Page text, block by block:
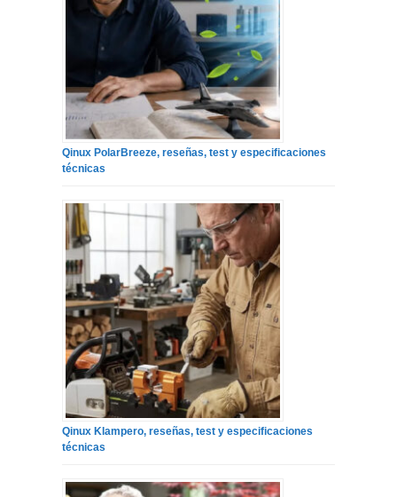
Qinux PolarBreeze, reseñas, test y especificaciones
técnicas
Qinux Klampero, reseñas, test y especificaciones
técnicas